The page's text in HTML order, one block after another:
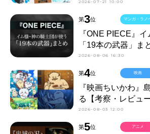
2026-07-21 10:00
第3位
『ONE PIECE』
「19本の武器」ま
2026-08-06 16:30
マンガ・ラノ
第4位
『映画ちいかわ』
る【考察・レビュー
2026-08-03 12:00
映画
第5位 アニメ